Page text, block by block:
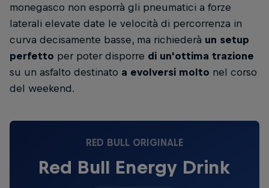
monegasco non esporrà gli pneumatici a forze
laterali elevate date le velocità di percorrenza in
curva decisamente basse, ma richiederà un setup
perfetto per poter disporre di un'ottima trazione
su un asfalto destinato a evolversi molto nel corso
del weekend.
RED BULL ORIGINALE
Red Bull Energy Drink